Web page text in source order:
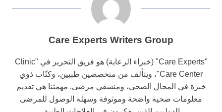
Care Experts Writers Group
"Care Experts" (خبراء الرعاية) هو فريق التحرير في "Clinic
Care Center"، ويتألف من متخصصين طبيين، وكتّاب ذوي
خبرة في المجال الصحي، ومنسقي مرضى. مهمتنا هي تقديم
معلومات صحية واضحة وموثوقة وسهلة الوصول للمرضى